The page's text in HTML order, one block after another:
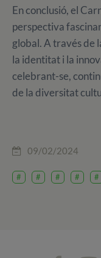
En conclusió, el
perspectiva
global. A través de
la identitat i la
celebrant-se,
de la diversitat
09/02/2024
# # # # #